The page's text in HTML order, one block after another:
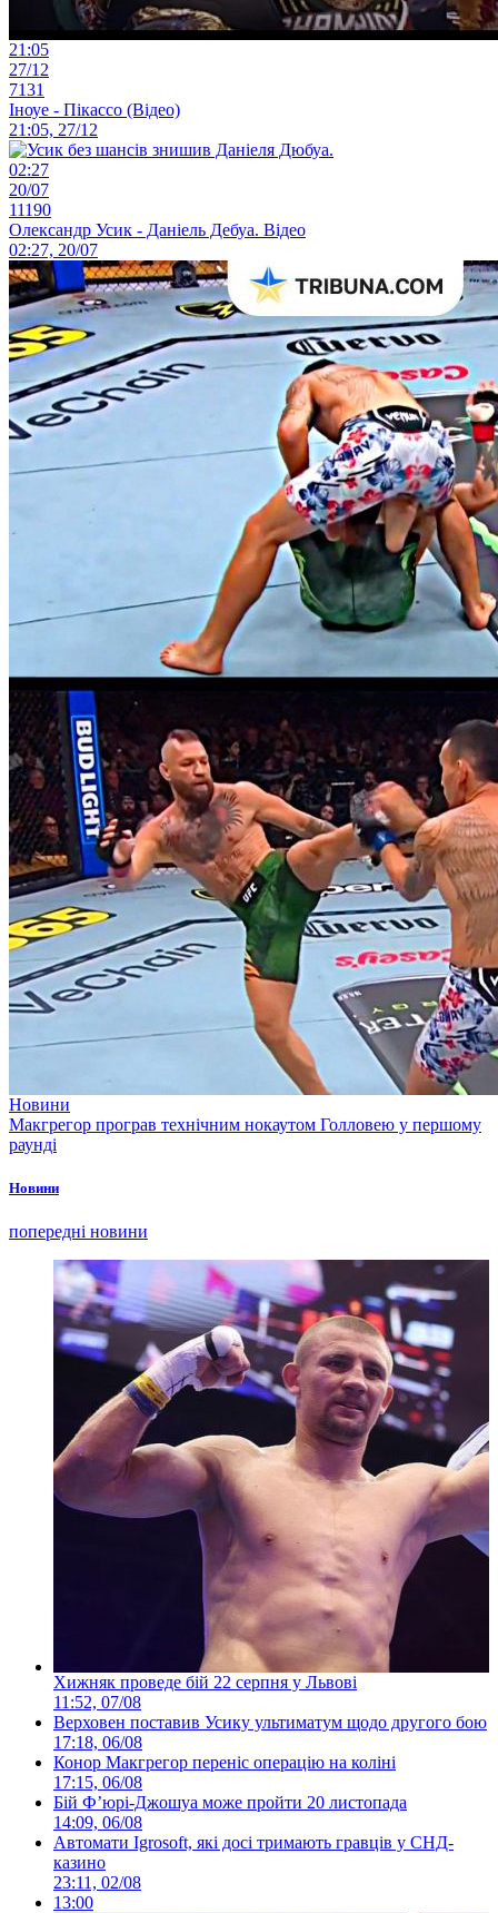
21:05
27/12
7131
Іноуе - Пікассо (Відео)
21:05, 27/12
02:27
20/07
11190
Олександр Усик - Даніель Дебуа. Відео
02:27, 20/07
Новини
Макгрегор програв технічним нокаутом Голловею у першому
раунді
Новини
попередні новини
Хижняк проведе бій 22 серпня у Львові
11:52, 07/08
Верховен поставив Усику ультиматум щодо другого бою
17:18, 06/08
Конор Макгрегор переніс операцію на коліні
17:15, 06/08
Бій Ф’юрі-Джошуа може пройти 20 листопада
14:09, 06/08
Автомати Igrosoft, які досі тримають гравців у СНД-
казино
23:11, 02/08
13:00